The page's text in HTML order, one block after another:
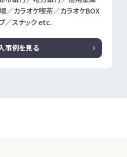
／カラオケ喫茶／カラオケBOX
／スナック etc.
事例を見る